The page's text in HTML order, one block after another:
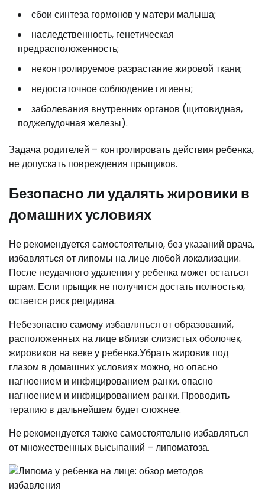
сбои синтеза гормонов у матери малыша;
наследственность, генетическая
предрасположенность;
неконтролируемое разрастание жировой ткани;
недостаточное соблюдение гигиены;
заболевания внутренних органов (щитовидная,
поджелудочная железы).
Задача родителей – контролировать действия ребенка,
не допускать повреждения прыщиков.
Безопасно ли удалять жировики в
домашних условиях
Не рекомендуется самостоятельно, без указаний врача,
избавляться от липомы на лице любой локализации.
После неудачного удаления у ребенка может остаться
шрам. Если прыщик не получится достать полностью,
остается риск рецидива.
Небезопасно самому избавляться от образований,
расположенных на лице вблизи слизистых оболочек,
жировиков на веке у ребенка.Убрать жировик под
глазом в домашних условиях можно, но опасно
нагноением и инфицированием ранки. опасно
нагноением и инфицированием ранки. Проводить
терапию в дальнейшем будет сложнее.
Не рекомендуется также самостоятельно избавляться
от множественных высыпаний – липоматоза.